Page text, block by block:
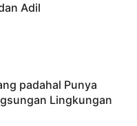
Adil
padahal Punya
Lingkungan